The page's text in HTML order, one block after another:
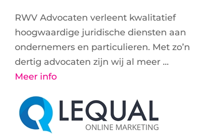
RWV Advocaten verleent kwalitatief
hoogwaardige juridische diensten aan
ondernemers en particulieren. Met zo’n
dertig advocaten zijn wij al meer ...
Meer info